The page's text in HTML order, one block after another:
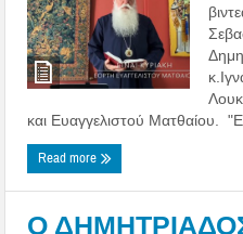
και Ευαγγελιστού Ματθαίου.
Read more
Ο